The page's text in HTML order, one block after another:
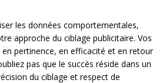
les données comportementales,
approche du ciblage publicitaire. Vos
pertinence, en efficacité et en retour
pas que le succès réside dans un
du ciblage et respect de